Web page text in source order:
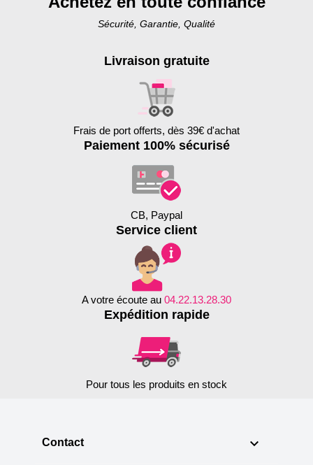
Sécurité, Garantie, Qualité
Livraison gratuite
Frais de port offerts, dès 39€ d'achat
Paiement 100% sécurisé
CB, Paypal
Service client
A votre écoute au 04.22.13.28.30
Expédition rapide
Pour tous les produits en stock
Contact 